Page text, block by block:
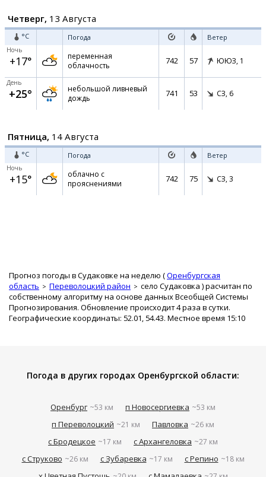
Четверг, 13 Августа
°C Погода Ветер
Ночь
+17°
переменная
облачность
742 57 ЮЮЗ, 1
День
+25°
небольшой ливневый
дождь
741 53 СЗ, 6
Пятница, 14 Августа
°C Погода Ветер
Ночь
+15°
облачно с
прояснениями
742 75 СЗ, 3
Прогноз погоды в Судаковке на неделю (Оренбургская
область
Переволоцкий район село Судаковка ) расчитан по
собственному алгоритму на основе данных Всеобщей Системы
Прогнозирования. Обновление происходит 4 раза в сутки.
Географические координаты: 52.01, 54.43. Местное время 15:10
Погода в других городах Оренбургской области:
Оренбург ~53 км п Новосергиевка ~53 км
п Переволоцкий ~21 км Павловка ~26 км
с Бродецкое ~17 км с Архангеловка ~27 км
с Струково ~26 км с Зубаревка ~17 км с Репино ~18 км